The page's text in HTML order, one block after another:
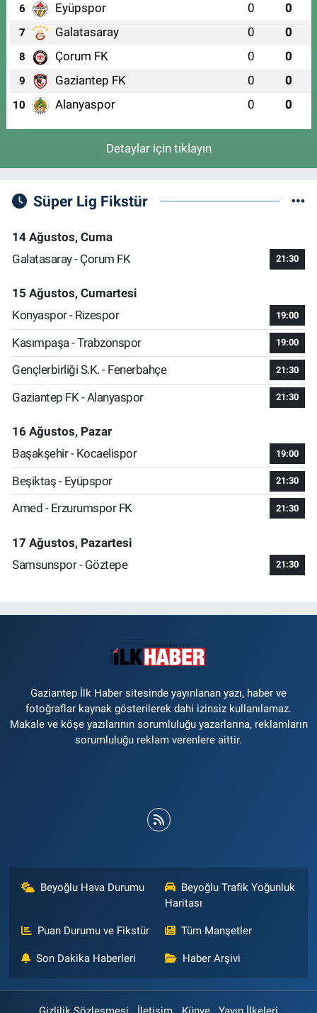
6 Eyüpspor 0 0
7 Galatasaray 0 0
8 Çorum FK 0 0
9 Gaziantep FK 0 0
10 Alanyaspor 0 0
Detaylar için tıklayın
Süper Lig Fikstür
14 Ağustos, Cuma
Galatasaray - Çorum FK
21:30
15 Ağustos, Cumartesi
Konyaspor - Rizespor
19:00
Kasımpaşa - Trabzonspor 19:00
Gençlerbirliği S.K. - Fenerbahçe 21:30
Gaziantep FK - Alanyaspor 21:30
16 Ağustos, Pazar
Başakşehir - Kocaelispor
19:00
Beşiktaş - Eyüpspor 21:30
Amed - Erzurumspor FK 21:30
17 Ağustos, Pazartesi
Samsunspor - Göztepe
21:30
Gaziantep İlk Haber sitesinde yayınlanan yazı, haber ve
fotoğraflar kaynak gösterilerek dahi izinsiz kullanılamaz.
Makale ve köşe yazılarının sorumluluğu yazarlarına, reklamların
sorumluluğu reklam verenlere aittir.
Beyoğlu Hava Durumu
Beyoğlu Trafik Yoğunluk
Haritası
Puan Durumu ve Fikstür Tüm Manşetler
Son Dakika Haberleri Haber Arşivi